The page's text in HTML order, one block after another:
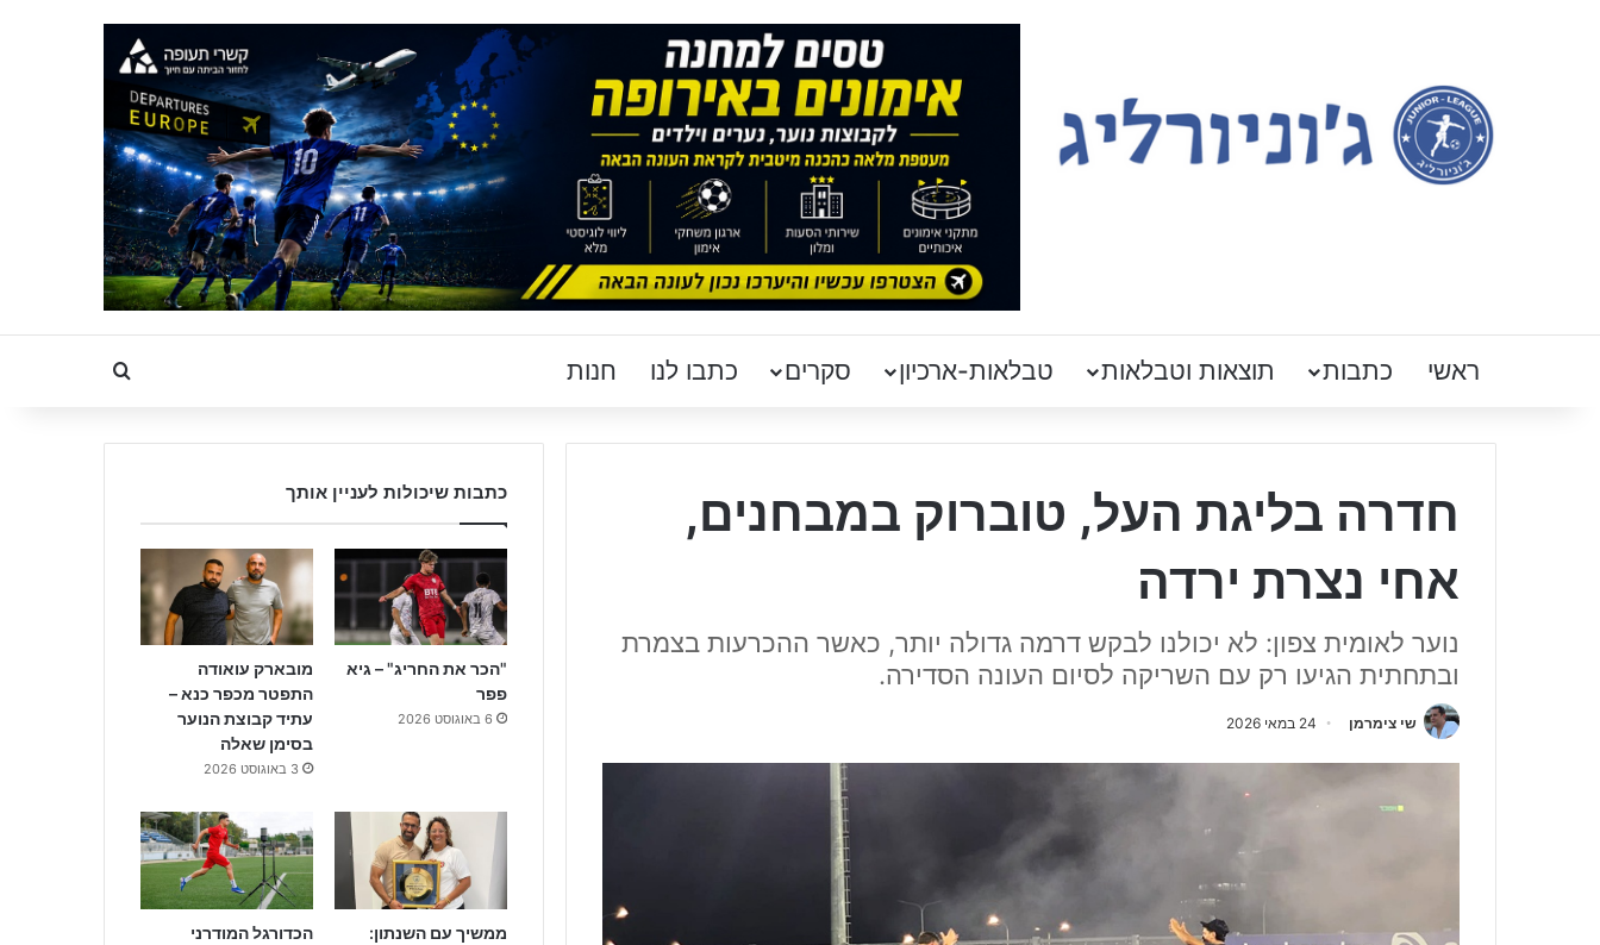
ראשי כתבות תוצאות וטבלאות טבלאות-ארכיון סקרים כתבו לנו חנות Search for
חדרה בליגת העל, טוברוק במבחנים,
אחי נצרת ירדה
נוער לאומית צפון: לא יכולנו לבקש דרמה גדולה יותר, כאשר ההכרעות בצמרת
ובתחתית הגיעו רק עם השריקה לסיום העונה הסדירה.
שי צימרמן 24 במאי 2026
כתבות שיכולות לעניין אותך
"הכר את החריג" – גיא
פפר
6 באוגוסט 2026
מובארק עואודה
התפטר מכפר כנא –
עתיד קבוצת הנוער
בסימן שאלה
3 באוגוסט 2026
ממשיך עם השנתון:
הכדורגל המודרני